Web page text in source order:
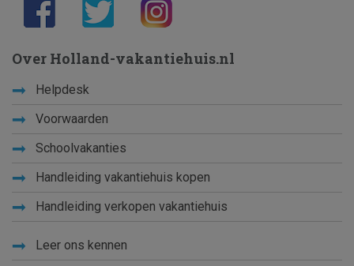
Over Holland-vakantiehuis.nl
Helpdesk
Voorwaarden
Schoolvakanties
Handleiding vakantiehuis kopen
Handleiding verkopen vakantiehuis
Leer ons kennen